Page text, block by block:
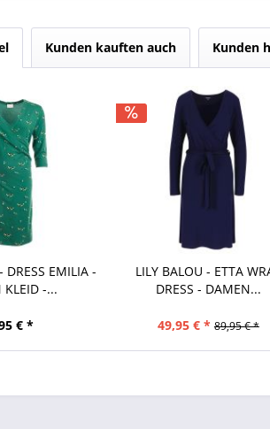
Kunden kauften auch Kunden
DRESS EMILIA -
KLEID -...
€ *
LILY BALOU - ETTA
DRESS - DAMEN...
49,95 € * 89,95 € *